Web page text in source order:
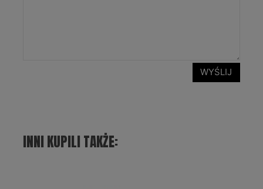
WYŚLIJ
INNI KUPILI TAKŻE: